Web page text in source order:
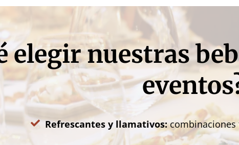
elegir nuestras
Refrescantes y llamativos:combinaciones